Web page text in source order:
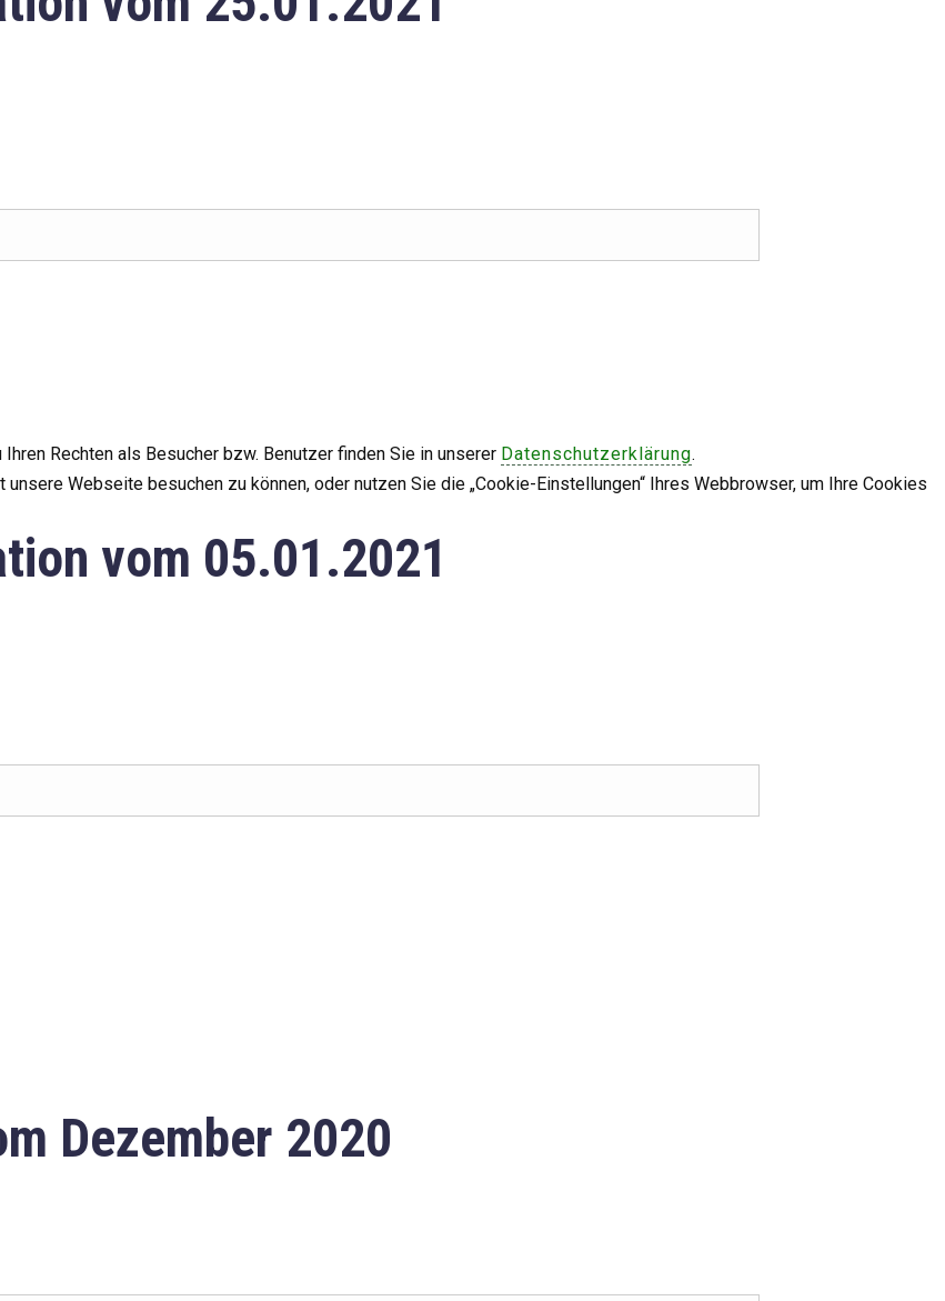
vom 05.01.2021
Dezember 2020
Rechten als Besucher bzw. Benutzer finden Sie in unserer Datenschutzerklärung.
Webseite besuchen zu können, oder nutzen Sie die „Cookie-Einstellungen“ Ihres Webbrowser, um Ihre Cookies